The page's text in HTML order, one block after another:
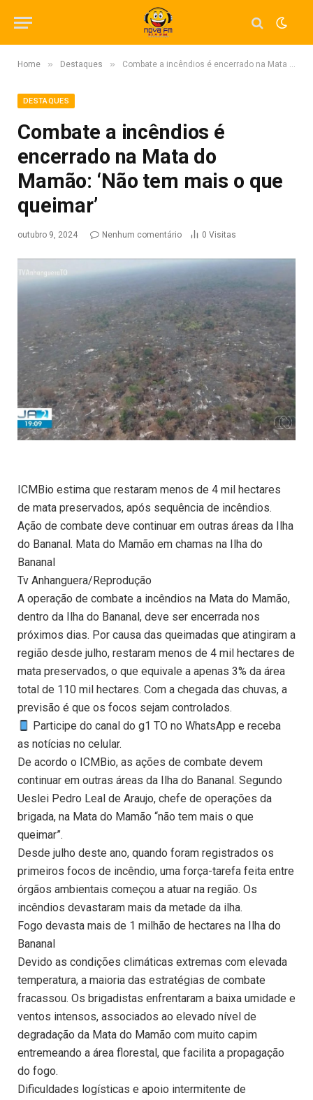
Home » Destaques » Combate a incêndios é encerrado na Mata do Mamão: ‘Não tem mais o que queimar’
DESTAQUES
Combate a incêndios é
encerrado na Mata do
Mamão: ‘Não tem mais o que
queimar’
outubro 9, 2024 Nenhum comentário 0 Visitas
ICMBio estima que restaram menos de 4 mil hectares
de mata preservados, após sequência de incêndios.
Ação de combate deve continuar em outras áreas da Ilha
do Bananal. Mata do Mamão em chamas na Ilha do
Bananal
Tv Anhanguera/Reprodução
A operação de combate a incêndios na Mata do Mamão,
dentro da Ilha do Bananal, deve ser encerrada nos
próximos dias. Por causa das queimadas que atingiram a
região desde julho, restaram menos de 4 mil hectares de
mata preservados, o que equivale a apenas 3% da área
total de 110 mil hectares. Com a chegada das chuvas, a
previsão é que os focos sejam controlados.
Participe do canal do g1 TO no WhatsApp e receba
as notícias no celular.
De acordo o ICMBio, as ações de combate devem
continuar em outras áreas da Ilha do Bananal. Segundo
Ueslei Pedro Leal de Araujo, chefe de operações da
brigada, na Mata do Mamão “não tem mais o que
queimar”.
Desde julho deste ano, quando foram registrados os
primeiros focos de incêndio, uma força-tarefa feita entre
órgãos ambientais começou a atuar na região. Os
incêndios devastaram mais da metade da ilha.
Fogo devasta mais de 1 milhão de hectares na Ilha do
Bananal
Devido as condições climáticas extremas com elevada
temperatura, a maioria das estratégias de combate
fracassou. Os brigadistas enfrentaram a baixa umidade e
ventos intensos, associados ao elevado nível de
degradação da Mata do Mamão com muito capim
entremeando a área florestal, que facilita a propagação
do fogo.
Dificuldades logísticas e apoio intermitente de